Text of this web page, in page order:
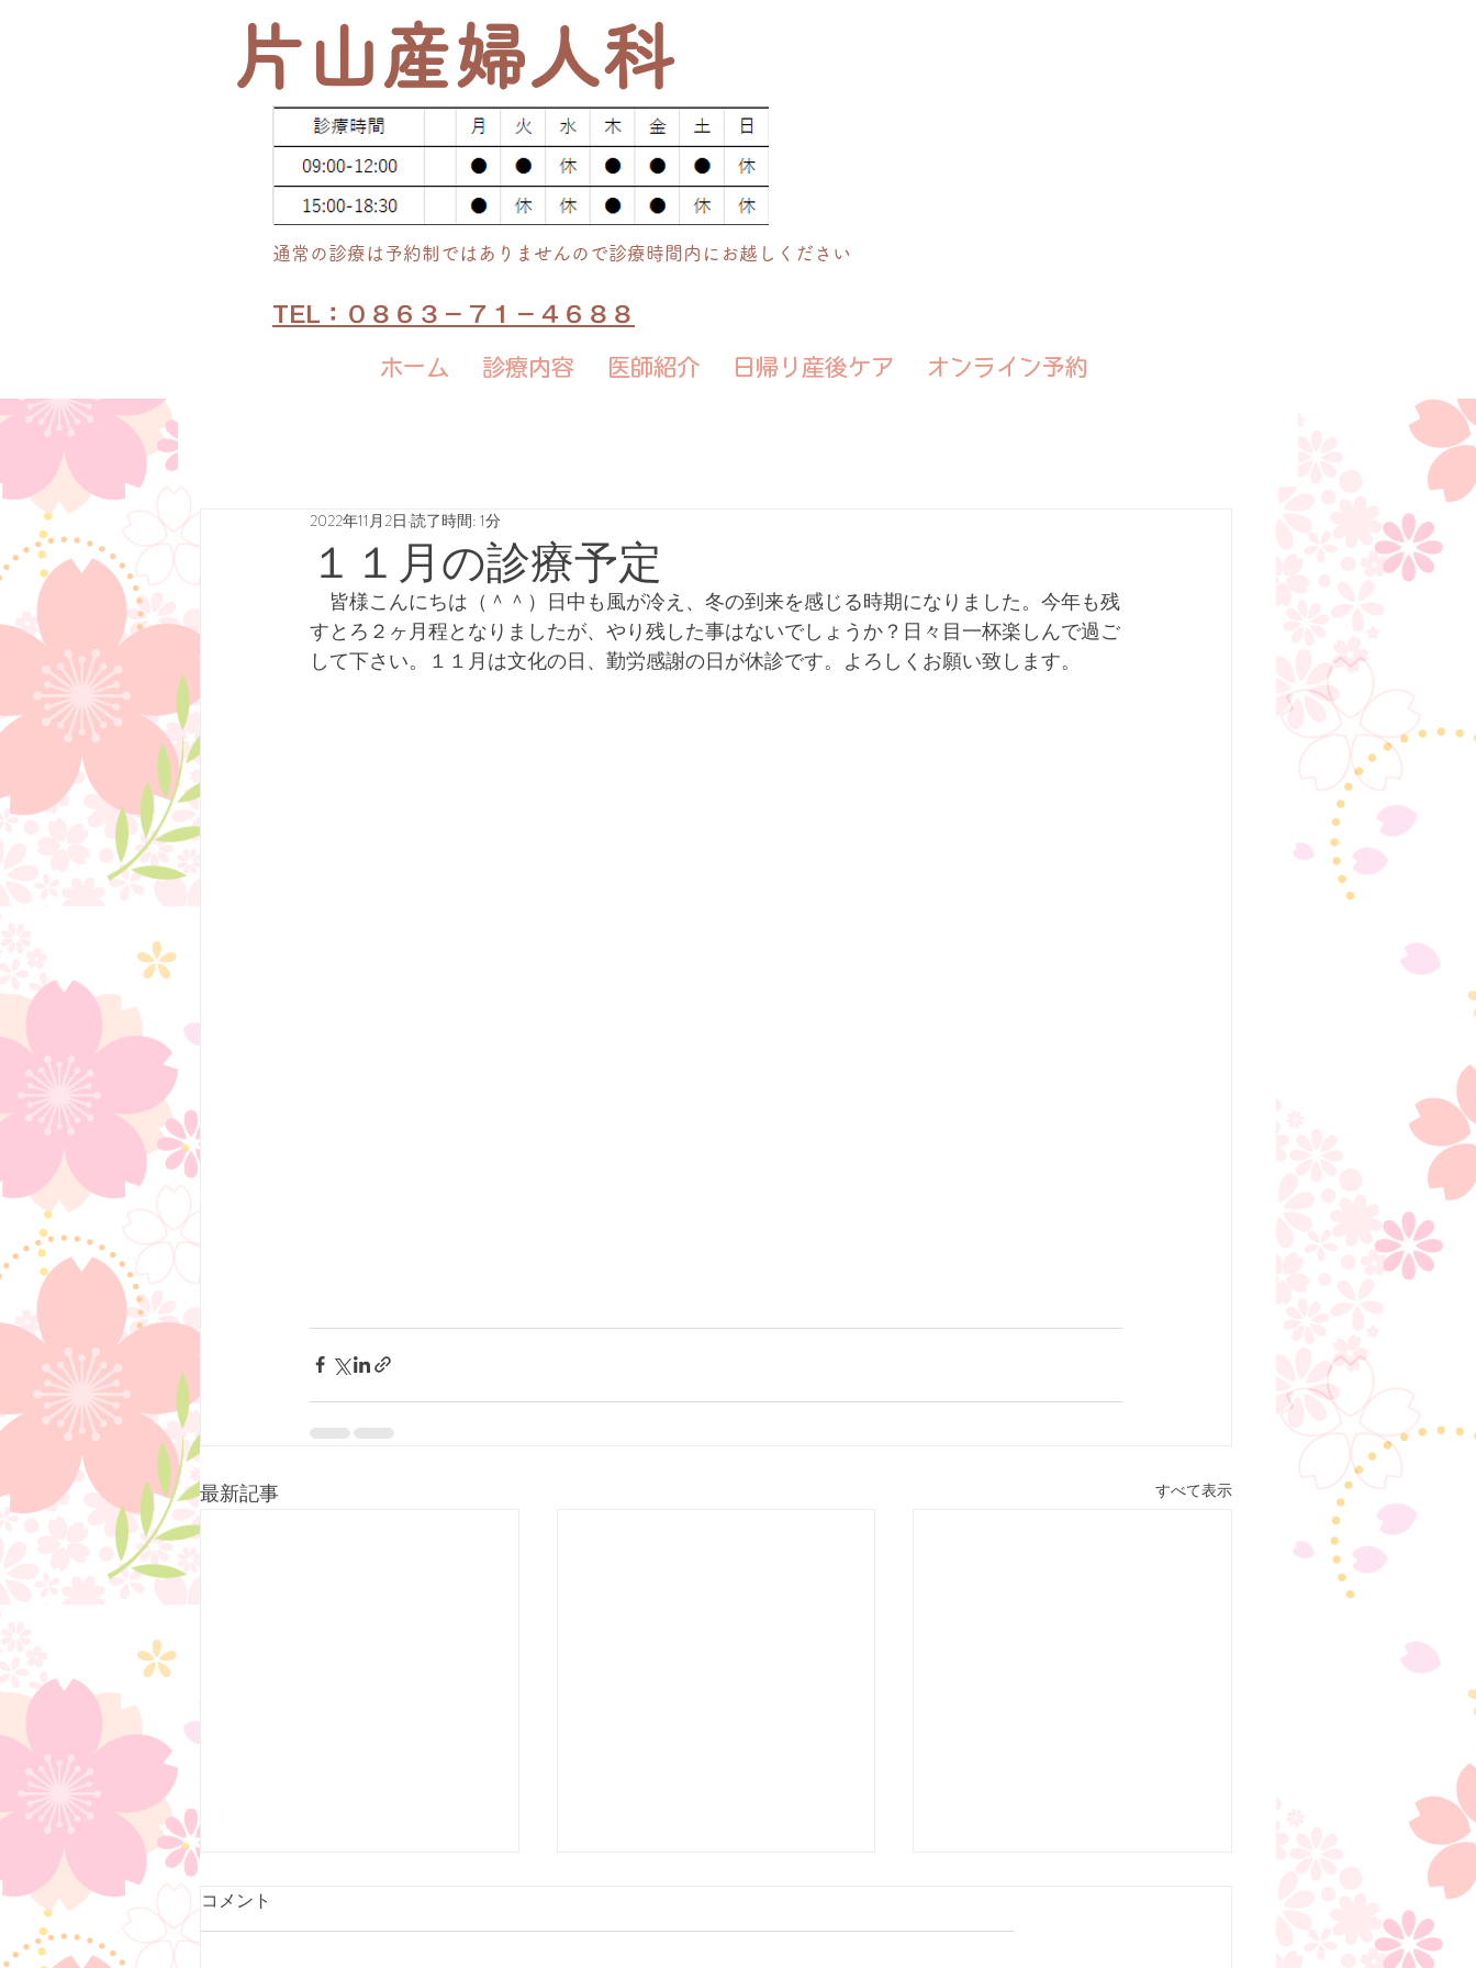
​片山産婦人科
TEL：０８６３－７１－４６８８
ホーム 診療内容 医師紹介 日帰り産後ケア オンライン予約
通常の​診療は予約制ではありませんので診療時間内にお越しください
１１月の診療予定
2022年11月2日 読了時間: 1分
皆様こんにちは（＾＾）日中も風が冷え、冬の到来を感じる時期になりました。今年も残
すとろ２ヶ月程となりましたが、やり残した事はないでしょうか？日々目一杯楽しんで過ご
して下さい。１１月は文化の日、勤労感謝の日が休診です。よろしくお願い致します。
最新記事 すべて表示
コメント